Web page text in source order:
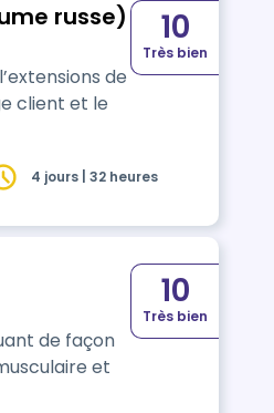
russe)
de
client et le
10
Très bien
4 jours | 32 heures
de façon
et
10
Très bien